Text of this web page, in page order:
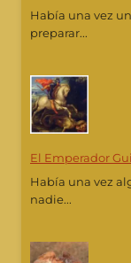
Había una vez
preparar...
El Emperador
Había una vez
nadie...